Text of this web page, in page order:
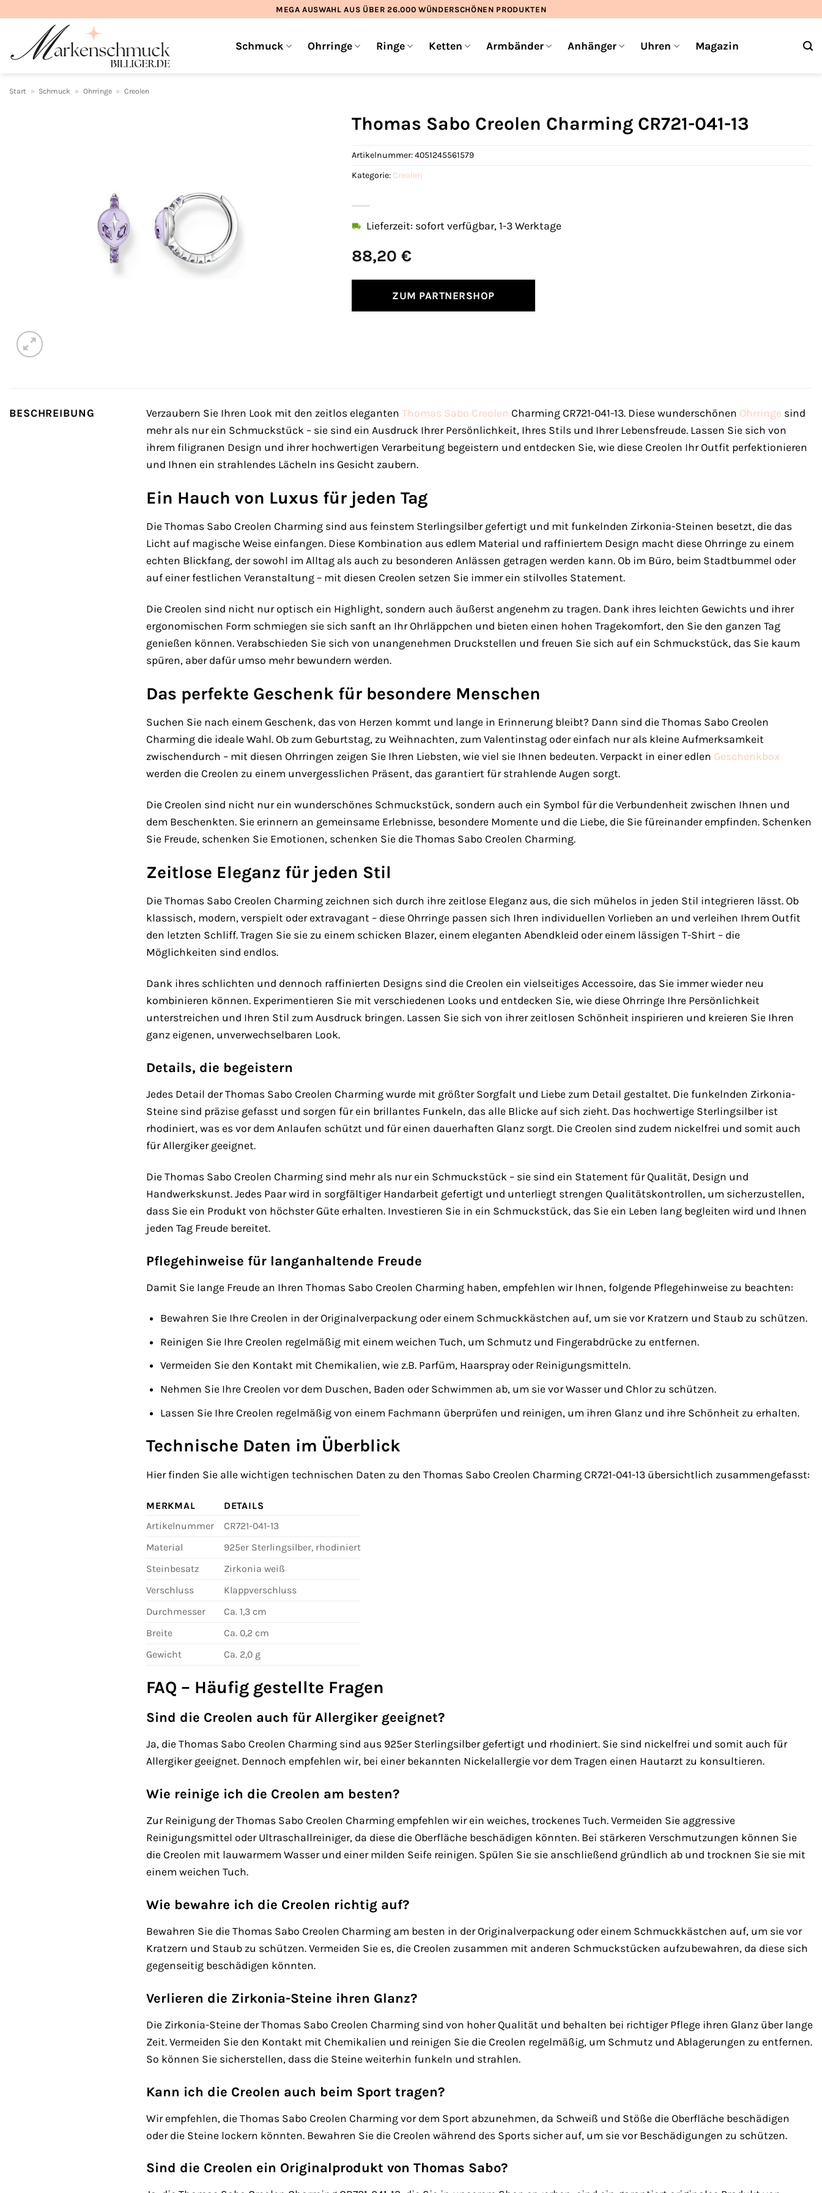
springen
MEGA AUSWAHL AUS ÜBER 26.000 WÜNDERSCHÖNEN PRODUKTEN
Schmuck Ohrringe Ringe Ketten Armbänder Anhänger Uhren Magazin
Start » Schmuck » Ohrringe » Creolen
Thomas Sabo Creolen Charming CR721-041-13
88,20 €
Lieferzeit: sofort verfügbar, 1-3 Werktage
ZUM PARTNERSHOP
Artikelnummer:4051245561579
Kategorie: Creolen
BESCHREIBUNG Verzaubern Sie Ihren Look mit den zeitlos eleganten Thomas Sabo Creolen Charming CR721-041-13. Diese wunderschönen Ohrringe sind
mehr als nur ein Schmuckstück – sie sind ein Ausdruck Ihrer Persönlichkeit, Ihres Stils und Ihrer Lebensfreude. Lassen Sie sich von
ihrem filigranen Design und ihrer hochwertigen Verarbeitung begeistern und entdecken Sie, wie diese Creolen Ihr Outfit perfektionieren
und Ihnen ein strahlendes Lächeln ins Gesicht zaubern.
Ein Hauch von Luxus für jeden Tag
Die Thomas Sabo Creolen Charming sind aus feinstem Sterlingsilber gefertigt und mit funkelnden Zirkonia-Steinen besetzt, die das
Licht auf magische Weise einfangen. Diese Kombination aus edlem Material und raffiniertem Design macht diese Ohrringe zu einem
echten Blickfang, der sowohl im Alltag als auch zu besonderen Anlässen getragen werden kann. Ob im Büro, beim Stadtbummel oder
auf einer festlichen Veranstaltung – mit diesen Creolen setzen Sie immer ein stilvolles Statement.
Die Creolen sind nicht nur optisch ein Highlight, sondern auch äußerst angenehm zu tragen. Dank ihres leichten Gewichts und ihrer
ergonomischen Form schmiegen sie sich sanft an Ihr Ohrläppchen und bieten einen hohen Tragekomfort, den Sie den ganzen Tag
genießen können. Verabschieden Sie sich von unangenehmen Druckstellen und freuen Sie sich auf ein Schmuckstück, das Sie kaum
spüren, aber dafür umso mehr bewundern werden.
Das perfekte Geschenk für besondere Menschen
Suchen Sie nach einem Geschenk, das von Herzen kommt und lange in Erinnerung bleibt? Dann sind die Thomas Sabo Creolen
Charming die ideale Wahl. Ob zum Geburtstag, zu Weihnachten, zum Valentinstag oder einfach nur als kleine Aufmerksamkeit
zwischendurch – mit diesen Ohrringen zeigen Sie Ihren Liebsten, wie viel sie Ihnen bedeuten. Verpackt in einer edlen Geschenkbox
werden die Creolen zu einem unvergesslichen Präsent, das garantiert für strahlende Augen sorgt.
Die Creolen sind nicht nur ein wunderschönes Schmuckstück, sondern auch ein Symbol für die Verbundenheit zwischen Ihnen und
dem Beschenkten. Sie erinnern an gemeinsame Erlebnisse, besondere Momente und die Liebe, die Sie füreinander empfinden. Schenken
Sie Freude, schenken Sie Emotionen, schenken Sie die Thomas Sabo Creolen Charming.
Zeitlose Eleganz für jeden Stil
Die Thomas Sabo Creolen Charming zeichnen sich durch ihre zeitlose Eleganz aus, die sich mühelos in jeden Stil integrieren lässt. Ob
klassisch, modern, verspielt oder extravagant – diese Ohrringe passen sich Ihren individuellen Vorlieben an und verleihen Ihrem Outfit
den letzten Schliff. Tragen Sie sie zu einem schicken Blazer, einem eleganten Abendkleid oder einem lässigen T-Shirt – die
Möglichkeiten sind endlos.
Dank ihres schlichten und dennoch raffinierten Designs sind die Creolen ein vielseitiges Accessoire, das Sie immer wieder neu
kombinieren können. Experimentieren Sie mit verschiedenen Looks und entdecken Sie, wie diese Ohrringe Ihre Persönlichkeit
unterstreichen und Ihren Stil zum Ausdruck bringen. Lassen Sie sich von ihrer zeitlosen Schönheit inspirieren und kreieren Sie Ihren
ganz eigenen, unverwechselbaren Look.
Details, die begeistern
Jedes Detail der Thomas Sabo Creolen Charming wurde mit größter Sorgfalt und Liebe zum Detail gestaltet. Die funkelnden Zirkonia-
Steine sind präzise gefasst und sorgen für ein brillantes Funkeln, das alle Blicke auf sich zieht. Das hochwertige Sterlingsilber ist
rhodiniert, was es vor dem Anlaufen schützt und für einen dauerhaften Glanz sorgt. Die Creolen sind zudem nickelfrei und somit auch
für Allergiker geeignet.
Die Thomas Sabo Creolen Charming sind mehr als nur ein Schmuckstück – sie sind ein Statement für Qualität, Design und
Handwerkskunst. Jedes Paar wird in sorgfältiger Handarbeit gefertigt und unterliegt strengen Qualitätskontrollen, um sicherzustellen,
dass Sie ein Produkt von höchster Güte erhalten. Investieren Sie in ein Schmuckstück, das Sie ein Leben lang begleiten wird und Ihnen
jeden Tag Freude bereitet.
Pflegehinweise für langanhaltende Freude
Damit Sie lange Freude an Ihren Thomas Sabo Creolen Charming haben, empfehlen wir Ihnen, folgende Pflegehinweise zu beachten:
Bewahren Sie Ihre Creolen in der Originalverpackung oder einem Schmuckkästchen auf, um sie vor Kratzern und Staub zu schützen.
Reinigen Sie Ihre Creolen regelmäßig mit einem weichen Tuch, um Schmutz und Fingerabdrücke zu entfernen.
Vermeiden Sie den Kontakt mit Chemikalien, wie z.B. Parfüm, Haarspray oder Reinigungsmitteln.
Nehmen Sie Ihre Creolen vor dem Duschen, Baden oder Schwimmen ab, um sie vor Wasser und Chlor zu schützen.
Lassen Sie Ihre Creolen regelmäßig von einem Fachmann überprüfen und reinigen, um ihren Glanz und ihre Schönheit zu erhalten.
Technische Daten im Überblick
Hier finden Sie alle wichtigen technischen Daten zu den Thomas Sabo Creolen Charming CR721-041-13 übersichtlich zusammengefasst:
MERKMAL
DETAILS
Artikelnummer
CR721-041-13
Material
925er Sterlingsilber, rhodiniert
Steinbesatz
Zirkonia weiß
Verschluss
Klappverschluss
Durchmesser
Ca. 1,3 cm
Breite
Ca. 0,2 cm
Gewicht
Ca. 2,0 g
FAQ – Häufig gestellte Fragen
Sind die Creolen auch für Allergiker geeignet?
Ja, die Thomas Sabo Creolen Charming sind aus 925er Sterlingsilber gefertigt und rhodiniert. Sie sind nickelfrei und somit auch für
Allergiker geeignet. Dennoch empfehlen wir, bei einer bekannten Nickelallergie vor dem Tragen einen Hautarzt zu konsultieren.
Wie reinige ich die Creolen am besten?
Zur Reinigung der Thomas Sabo Creolen Charming empfehlen wir ein weiches, trockenes Tuch. Vermeiden Sie aggressive
Reinigungsmittel oder Ultraschallreiniger, da diese die Oberfläche beschädigen könnten. Bei stärkeren Verschmutzungen können Sie
die Creolen mit lauwarmem Wasser und einer milden Seife reinigen. Spülen Sie sie anschließend gründlich ab und trocknen Sie sie mit
einem weichen Tuch.
Wie bewahre ich die Creolen richtig auf?
Bewahren Sie die Thomas Sabo Creolen Charming am besten in der Originalverpackung oder einem Schmuckkästchen auf, um sie vor
Kratzern und Staub zu schützen. Vermeiden Sie es, die Creolen zusammen mit anderen Schmuckstücken aufzubewahren, da diese sich
gegenseitig beschädigen könnten.
Verlieren die Zirkonia-Steine ihren Glanz?
Die Zirkonia-Steine der Thomas Sabo Creolen Charming sind von hoher Qualität und behalten bei richtiger Pflege ihren Glanz über lange
Zeit. Vermeiden Sie den Kontakt mit Chemikalien und reinigen Sie die Creolen regelmäßig, um Schmutz und Ablagerungen zu entfernen.
So können Sie sicherstellen, dass die Steine weiterhin funkeln und strahlen.
Kann ich die Creolen auch beim Sport tragen?
Wir empfehlen, die Thomas Sabo Creolen Charming vor dem Sport abzunehmen, da Schweiß und Stöße die Oberfläche beschädigen
oder die Steine lockern könnten. Bewahren Sie die Creolen während des Sports sicher auf, um sie vor Beschädigungen zu schützen.
Sind die Creolen ein Originalprodukt von Thomas Sabo?